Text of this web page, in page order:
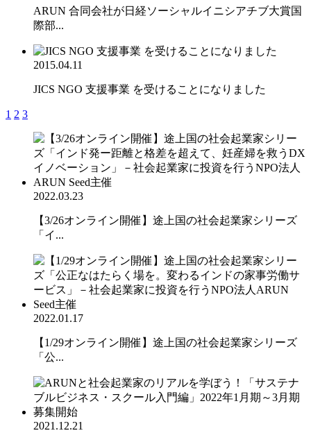
ARUN 合同会社が日経ソーシャルイニシアチブ大賞国
際部...
2015.04.11
JICS NGO 支援事業 を受けることになりました
1 2 3
2022.03.23
【3/26オンライン開催】途上国の社会起業家シリーズ
「イ...
2022.01.17
【1/29オンライン開催】途上国の社会起業家シリーズ
「公...
2021.12.21